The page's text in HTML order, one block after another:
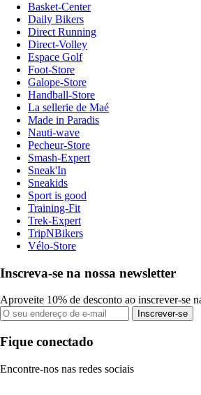
Basket-Center
Daily Bikers
Direct Running
Direct-Volley
Espace Golf
Foot-Store
Galope-Store
Handball-Store
La sellerie de Maé
Made in Paradis
Nauti-wave
Pecheur-Store
Smash-Expert
Sneak'In
Sneakids
Sport is good
Training-Fit
Trek-Expert
TripNBikers
Vélo-Store
Inscreva-se na nossa newsletter
Aproveite 10% de desconto ao inscrever-se
Inscrever-se
Fique conectado
Encontre-nos nas redes sociais